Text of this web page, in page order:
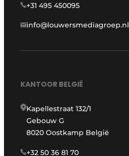
+31 495 450095
info@louwersmediagroep.nl
KANTOOR BELGIË
Kapellestraat 132/1
Gebouw G
8020 Oostkamp België
+32 50 36 81 70